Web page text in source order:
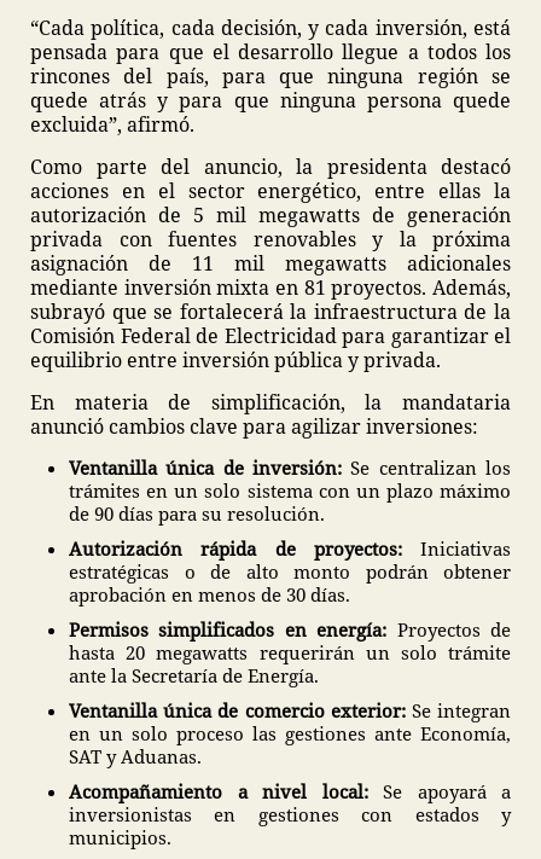
“Cada política, cada decisión, y cada inversión, está
pensada para que el desarrollo llegue a todos los
rincones del país, para que ninguna región se
quede atrás y para que ninguna persona quede
excluida”, afirmó.
Como parte del anuncio, la presidenta destacó
acciones en el sector energético, entre ellas la
autorización de 5 mil megawatts de generación
privada con fuentes renovables y la próxima
asignación de 11 mil megawatts adicionales
mediante inversión mixta en 81 proyectos. Además,
subrayó que se fortalecerá la infraestructura de la
Comisión Federal de Electricidad para garantizar el
equilibrio entre inversión pública y privada.
En materia de simplificación, la mandataria
anunció cambios clave para agilizar inversiones:
Ventanilla única de inversión: Se centralizan los
trámites en un solo sistema con un plazo máximo
de 90 días para su resolución.
Autorización rápida de proyectos:Iniciativas
estratégicas o de alto monto podrán obtener
aprobación en menos de 30 días.
Permisos simplificados en energía: Proyectos de
hasta 20 megawatts requerirán un solo trámite
ante la Secretaría de Energía.
Ventanilla única de comercio exterior:Se integran
en un solo proceso las gestiones ante Economía,
SAT y Aduanas.
Acompañamiento a nivel local:Se apoyará a
inversionistas en gestiones con estados y
municipios.